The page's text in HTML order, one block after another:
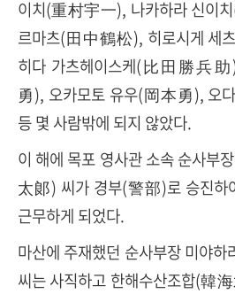
이치(重村宇一), 나카하라 신이
르마츠(田中鶴松), 히로시게 세
히다 가츠헤이스케(比田勝兵
勇), 오카모토 유우(岡本勇), 오
등 몇 사람밖에 되지 않았다.
이 해에 목포 영사관 소속 순사부
太郞) 씨가 경부(警部)로 승진하
근무하게 되었다.
마산에 주재했던 순사부장 미야
씨는 사직하고 한해수산조합(韓